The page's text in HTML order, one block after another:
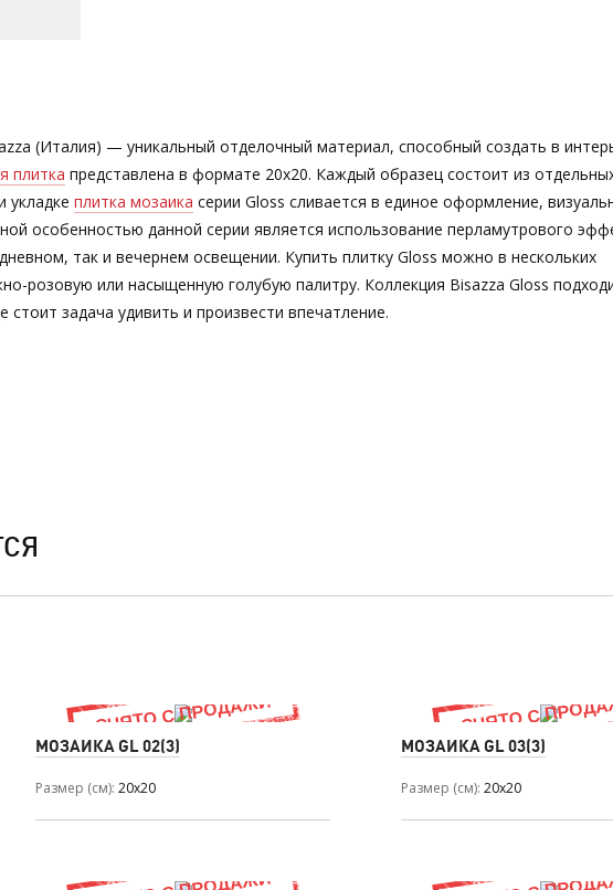
(Италия) — уникальный отделочный материал, способный создать в
плитка представлена в формате 20х20. Каждый образец состоит из
укладке плитка мозаика серии Gloss сливается в единое оформление,
особенностью данной серии является использование перламутрового
так и вечернем освещении. Купить плитку Gloss можно в нескольких
розовую или насыщенную голубую палитру. Коллекция Bisazza Gloss
задача удивить и произвести впечатление.
МОЗАИКА GL 02(3)
Размер (см) 20x20
МОЗАИКА GL 03(3)
Размер (см) 20x20